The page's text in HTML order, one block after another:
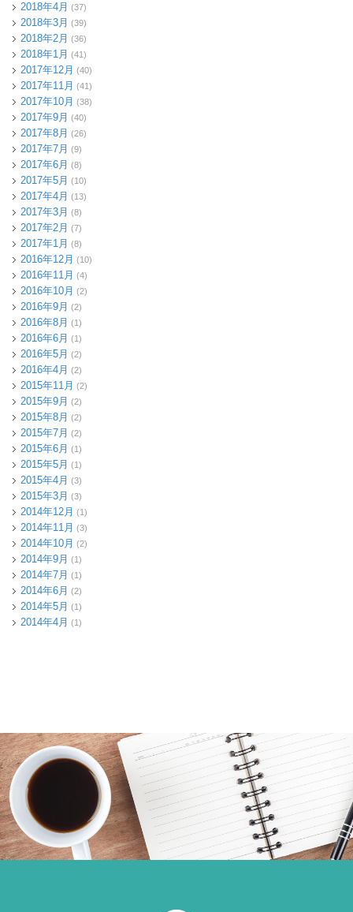
2018年4月 (37)
2018年3月 (39)
2018年2月 (36)
2018年1月 (41)
2017年12月 (40)
2017年11月 (41)
2017年10月 (38)
2017年9月 (40)
2017年8月 (26)
2017年7月 (9)
2017年6月 (8)
2017年5月 (10)
2017年4月 (13)
2017年3月 (8)
2017年2月 (7)
2017年1月 (8)
2016年12月 (10)
2016年11月 (4)
2016年10月 (2)
2016年9月 (2)
2016年8月 (1)
2016年6月 (1)
2016年5月 (2)
2016年4月 (2)
2015年11月 (2)
2015年9月 (2)
2015年8月 (2)
2015年7月 (2)
2015年6月 (1)
2015年5月 (1)
2015年4月 (3)
2015年3月 (3)
2014年12月 (1)
2014年11月 (3)
2014年10月 (2)
2014年9月 (1)
2014年7月 (1)
2014年6月 (2)
2014年5月 (1)
2014年4月 (1)